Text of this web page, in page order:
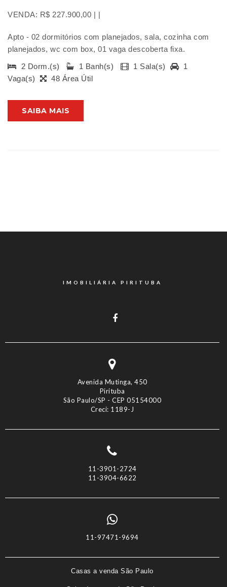
VENDA: R$ 227.900,00 | |
Apto - 02 dormitórios com planejados, sala, cozinha com
planejados, wc com box, 01 vaga descoberta fixa.
2 Dorm.(s)
1 Banh(s) 1 Sala(s)
1
Vaga(s)
48 Área Útil
SAIBA MAIS
IMOBILIÁRIA PIRITUBA
Avenida Mutinga, 450
Pirituba
São Paulo/SP - CEP 05154000
Creci: 1189-J
11-3901-2724
11-3904-6622
11-97471-9694
Casas a venda São Paulo